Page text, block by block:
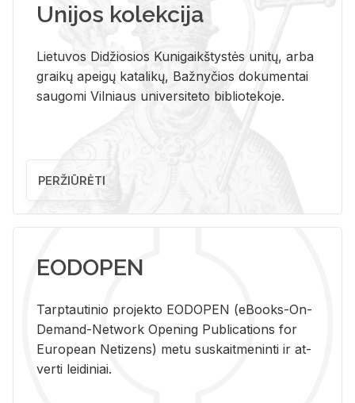
Unijos kolekcija
Lietuvos Didžiosios Kunigaikštystės unitų, arba
graikų apeigų katalikų, Bažnyčios dokumentai
saugomi Vilniaus universiteto bibliotekoje.
PERŽIŪRĖTI
EODOPEN
Tarp­tau­ti­nio pro­jek­to EO­DO­PEN (eBo­oks-On-
De­mand-Ne­twork Ope­ning Pub­li­ca­tions for
Eu­ro­pe­an Ne­ti­zens) metu su­skait­me­nin­ti ir at­
ver­ti lei­di­niai.